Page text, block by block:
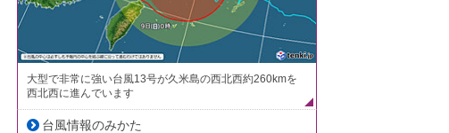
大型で非常に強い台風13号が久米島の西北西約260kmを
西北西に進んでいます
台風情報のみかた